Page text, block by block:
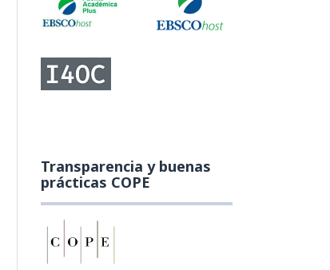
Transparencia y buenas
prácticas COPE